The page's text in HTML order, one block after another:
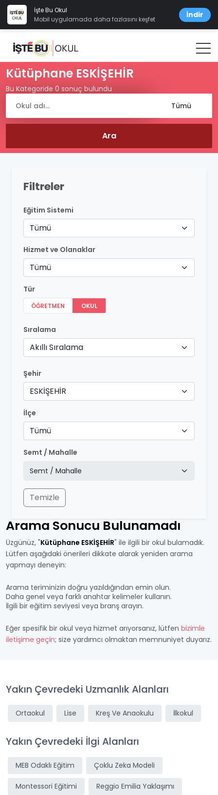
İşte Bu Okul
Mobil uygulamada daha fazlasını keşfet
İndir
Kütüphane ESKİŞEHİR
Bu Kategoride 0 sonuç bulundu
Filtreler
Eğitim Sistemi
Tümü
Hizmet ve Olanaklar
Tümü
Tür
ÖĞRETMEN OKUL
Sıralama
Akıllı Sıralama
Şehir
ESKİŞEHİR
İlçe
Tümü
Semt / Mahalle
Temizle
Arama Sonucu Bulunamadı
Üzgünüz, "Kütüphane ESKİŞEHİR" ile ilgili bir okul bulamadık.
Lütfen aşağıdaki önerileri dikkate alarak yeniden arama
yapmayı deneyin:
Arama teriminizin doğru yazıldığından emin olun.
Daha genel veya farklı anahtar kelimeler kullanın.
İlgili bir eğitim seviyesi veya branş arayın.
Eğer spesifik bir okul veya hizmet arıyorsanız, lütfen bizimle
iletişime geçin; size yardımcı olmaktan memnuniyet duyarız.
Yakın Çevredeki Uzmanlık Alanları
Ortaokul Lise Kreş Ve Anaokulu İlkokul
Yakın Çevredeki İlgi Alanları
MEB Odaklı Eğitim Çoklu Zeka Modeli
Montessori Eğitimi Reggio Emilia Yaklaşımı